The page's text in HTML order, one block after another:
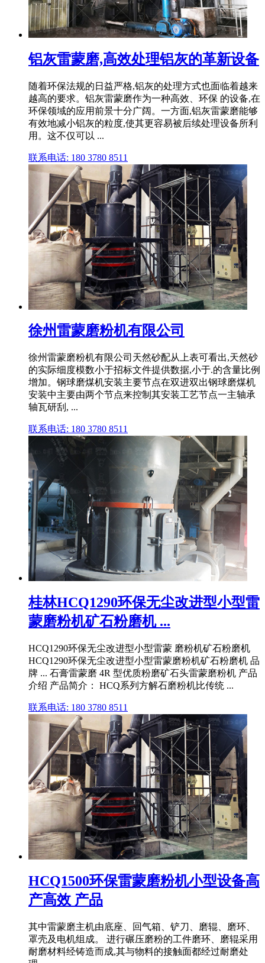
铝灰雷蒙磨,高效处理铝灰的革新设备
随着环保法规的日益严格,铝灰的处理方式也面临着越来
越高的要求。铝灰雷蒙磨作为一种高效、环保 的设备,在
环保领域的应用前景十分广阔。一方面,铝灰雷蒙磨能够
有效地减小铝灰的粒度,使其更容易被后续处理设备所利
用。这不仅可以 ...
联系电话: 180 3780 8511
徐州雷蒙磨粉机有限公司
徐州雷蒙磨粉机有限公司天然砂配从上表可看出,天然砂
的实际细度模数小于招标文件提供数据,小于.的含量比例
增加。钢球磨煤机安装主要节点在双进双出钢球磨煤机
安装中主要由两个节点来控制其安装工艺节点一主轴承
轴瓦研刮, ...
联系电话: 180 3780 8511
桂林HCQ1290环保无尘改进型小型雷
蒙磨粉机矿石粉磨机 ...
HCQ1290环保无尘改进型小型雷蒙 磨粉机矿石粉磨机
HCQ1290环保无尘改进型小型雷蒙磨粉机矿石粉磨机 品
牌 ... 石膏雷蒙磨 4R 型优质粉磨矿石头雷蒙磨粉机 产品
介绍 产品简介： HCQ系列方解石磨粉机比传统 ...
联系电话: 180 3780 8511
HCQ1500环保雷蒙磨粉机小型设备高
产高效 产品
其中雷蒙磨主机由底座、回气箱、铲刀、磨辊、磨环、
罩壳及电机组成。 进行碾压磨粉的工件磨环、磨辊采用
耐磨材料经铸造而成,其与物料的接触面都经过耐磨处